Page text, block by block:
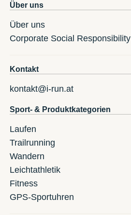
Über uns
Über uns
Corporate Social Responsibility
Kontakt
kontakt@i-run.at
Sport- & Produktkategorien
Laufen
Trailrunning
Wandern
Leichtathletik
Fitness
GPS-Sportuhren